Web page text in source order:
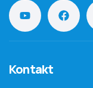
Kontakt